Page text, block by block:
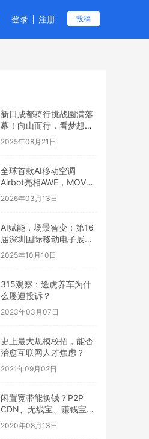
登录 注册 投稿
新日成都骑行挑战圆满落
幕！向山而行，看梦想6
全地形制霸之路
2025年08月21日
全球首款AI移动空调
Airbot亮相AWE，MOVA
引领行业新叙事
2026年03月13日
AI赋能，场景智变：第16
届深圳国际移动电子展引
领场景化消费新浪潮
2025年10月10日
315观察：途虎养车为什
么屡遭投诉？
2023年03月07日
史上最大规模校招，能否
治愈互联网人才焦虑？
2021年09月02日
闲置宽带能换钱？P2P
CDN、无线宝、赚钱宝到
底靠不靠谱
2020年08月13日